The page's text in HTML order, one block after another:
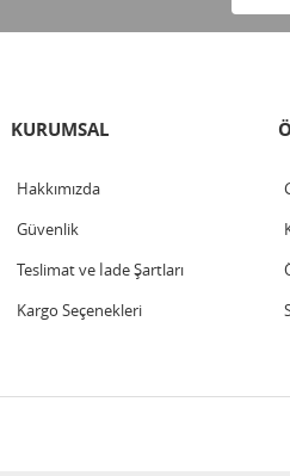
KURUMSAL
Hakkımızda
Güvenlik
Teslimat ve İade Şartları
Kargo Seçenekleri